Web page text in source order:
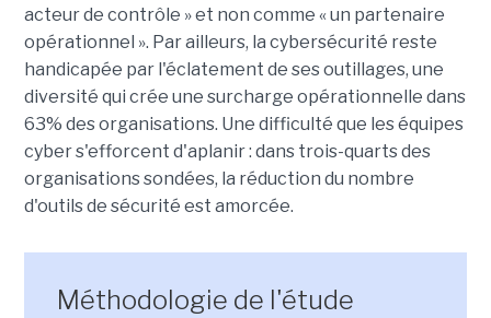
acteur de contrôle » et non comme « un partenaire
opérationnel ». Par ailleurs, la cybersécurité reste
handicapée par l'éclatement de ses outillages, une
diversité qui crée une surcharge opérationnelle dans
63% des organisations. Une difficulté que les équipes
cyber s'efforcent d'aplanir : dans trois-quarts des
organisations sondées, la réduction du nombre
d'outils de sécurité est amorcée.
Méthodologie de l'étude